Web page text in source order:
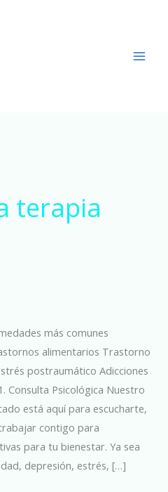
terapia
más comunes
alimentarios Trastorno
postraumático Adicciones
Consulta Psicológica Nuestro
está aquí para escucharte,
contigo para
para tu bienestar. Ya sea
depresión, estrés, […]